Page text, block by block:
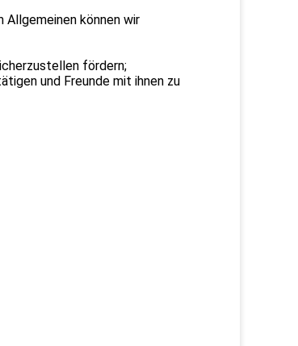
Allgemeinen können wir
fördern;
und Freunde mit ihnen zu